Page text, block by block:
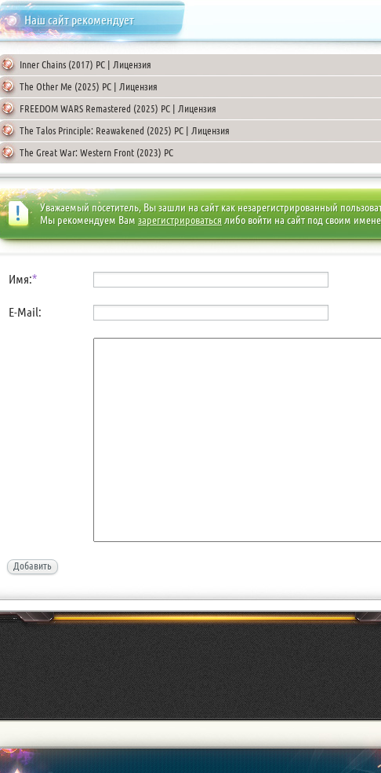
Наш сайт рекомендует
Inner Chains (2017) PC | Лицензия
The Other Me (2025) PC | Лицензия
FREEDOM WARS Remastered (2025) PC | Лицензия
The Talos Principle: Reawakened (2025) PC | Лицензия
The Great War: Western Front (2023) PC
Уважаемый посетитель, Вы зашли на сайт как незарегистрированный
Мы рекомендуем Вам зарегистрироватьсялибо войти на сайт под своим
Имя:*
E-Mail:
Добавить